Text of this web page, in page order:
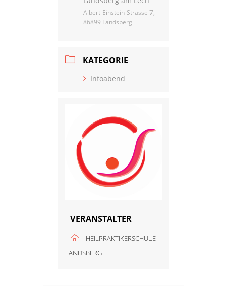
Albert-Einstein-Strasse 7,
86899 Landsberg
KATEGORIE
Infoabend
VERANSTALTER
HEILPRAKTIKERSCHULE
LANDSBERG